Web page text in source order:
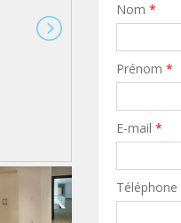
Nom *
Prénom *
E-mail *
Téléphone